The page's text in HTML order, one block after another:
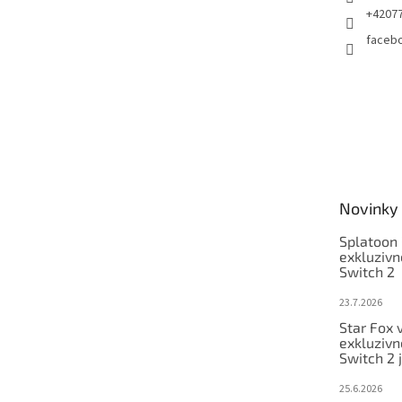
Novinky
Splatoon
Switch 2
23.7.2026
Star Fox
Switch 2
25.6.2026